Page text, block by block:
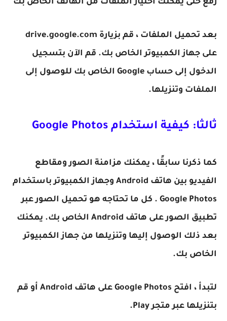
رفع حتى يمكنك اختيار الملفات من الهاتف الخاص بك
بعد تحميل الملفات ، قم بزيارة drive.google.com
على جهاز الكمبيوتر الخاص بك. قم الآن بتسجيل
الدخول إلى حساب Google الخاص بك للوصول إلى
الملفات وتنزيلها.
ثالثا: كيفية استخدام Google Photos
كما ذكرنا سابقًا ، يمكنك مزامنة الصور ومقاطع
الفيديو بين هاتف Android وجهاز الكمبيوتر باستخدام
Google Photos . كل ما تحتاجه هو تحميل الصور عبر
تطبيق الصور على هاتف Android الخاص بك. يمكنك
بعد ذلك الوصول إليها وتنزيلها من جهاز الكمبيوتر
الخاص بك.
لتبدأ ، افتح Google Photos على هاتف Android أو قم
بتنزيلها عبر متجر Play.